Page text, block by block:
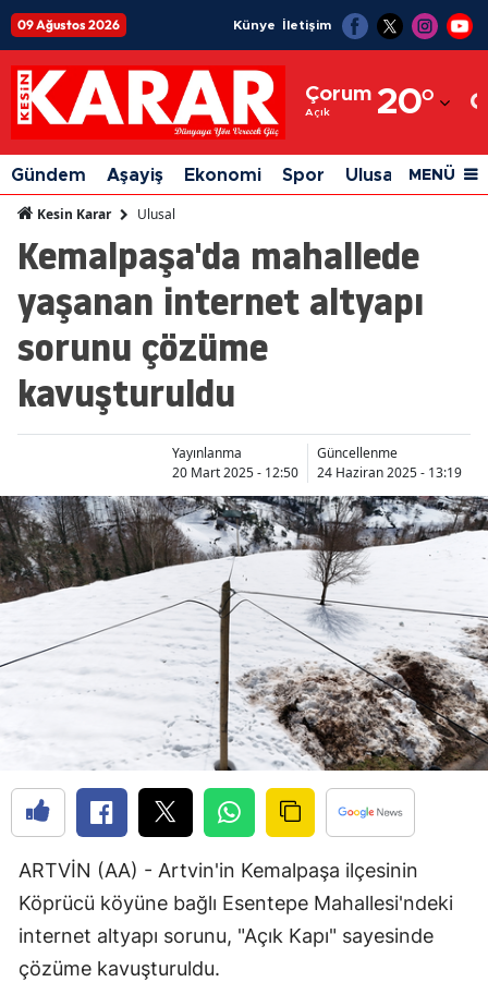
09 Ağustos 2026 Künye İletişim
Çorum
Açık 20°
Adıyaman
Afyonkarahisar
Ağrı
Amasya
Ankara
Balıkesir
Bilecik
Bingöl
Bitlis
Bolu
Burdur
Bursa
Çankırı
Çorum
Denizli
Gündem Aşayiş Ekonomi Spor Ulusal Siyaset
MENÜ
Kesin Karar Ulusal
Kemalpaşa'da mahallede
yaşanan internet altyapı
sorunu çözüme
kavuşturuldu
Yayınlanma
20 Mart 2025 - 12:50
Güncellenme
24 Haziran 2025 - 13:19
ARTVİN (AA) - Artvin'in Kemalpaşa ilçesinin
Köprücü köyüne bağlı Esentepe Mahallesi'ndeki
internet altyapı sorunu, "Açık Kapı" sayesinde
çözüme kavuşturuldu.